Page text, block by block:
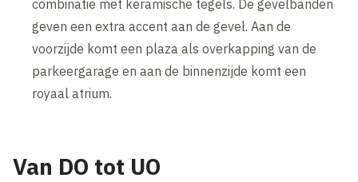
combinatie met keramische tegels. De gevelbanden
geven een extra accent aan de gevel. Aan de
voorzijde komt een plaza als overkapping van de
parkeergarage en aan de binnenzijde komt een
royaal atrium.
Van DO tot UO